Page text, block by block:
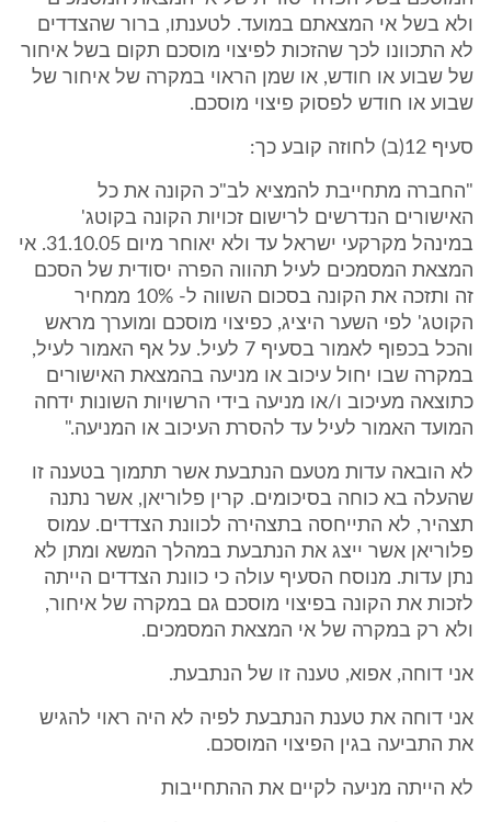
ולא בשל אי המצאתם במועד. לטענתו, ברור שהצדדים
לא התכוונו לכך שהזכות לפיצוי מוסכם תקום בשל איחור
של שבוע או חודש, או שמן הראוי במקרה של איחור של
שבוע או חודש לפסוק פיצוי מוסכם.
סעיף 12(ב) לחוזה קובע כך:
"החברה מתחייבת להמציא לב"כ הקונה את כל
האישורים הנדרשים לרישום זכויות הקונה בקוטג'
במינהל מקרקעי ישראל עד ולא יאוחר מיום 31.10.05. אי
המצאת המסמכים לעיל תהווה הפרה יסודית של הסכם
זה ותזכה את הקונה בסכום השווה ל- 10% ממחיר
הקוטג' לפי השער היציג, כפיצוי מוסכם ומוערך מראש
והכל בכפוף לאמור בסעיף 7 לעיל. על אף האמור לעיל,
במקרה שבו יחול עיכוב או מניעה בהמצאת האישורים
כתוצאה מעיכוב ו/או מניעה בידי הרשויות השונות ידחה
המועד האמור לעיל עד להסרת העיכוב או המניעה."
לא הובאה עדות מטעם הנתבעת אשר תתמוך בטענה זו
שהעלה בא כוחה בסיכומים. קרין פלוריאן, אשר נתנה
תצהיר, לא התייחסה בתצהירה לכוונת הצדדים. עמוס
פלוריאן אשר ייצג את הנתבעת במהלך המשא ומתן לא
נתן עדות. מנוסח הסעיף עולה כי כוונת הצדדים הייתה
לזכות את הקונה בפיצוי מוסכם גם במקרה של איחור,
ולא רק במקרה של אי המצאת המסמכים.
אני דוחה, אפוא, טענה זו של הנתבעת.
אני דוחה את טענת הנתבעת לפיה לא היה ראוי להגיש
את התביעה בגין הפיצוי המוסכם.
לא הייתה מניעה לקיים את ההתחייבות